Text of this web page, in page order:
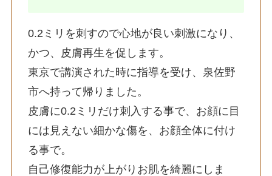
0.2ミリを刺すので心地が良い刺激になり、
かつ、皮膚再生を促します。
東京で講演された時に指導を受け、泉佐野
市へ持って帰りました。
皮膚に0.2ミリだけ刺入する事で、お顔に目
には見えない細かな傷を、お顔全体に付け
る事で。
自己修復能力が上がりお肌を綺麗にしま